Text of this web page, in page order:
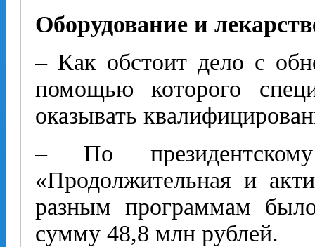
Оборудование и
– Как обстоит дело с
помощью которого
оказывать
– По
«Продолжительная и
разным программам
сумму 48,8 млн рублей.